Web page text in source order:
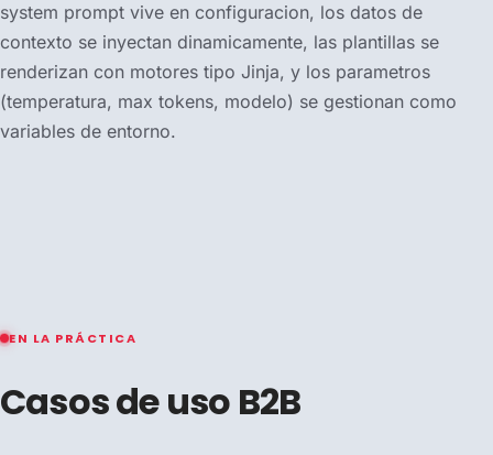
system prompt vive en configuracion, los datos de
contexto se inyectan dinamicamente, las plantillas se
renderizan con motores tipo Jinja, y los parametros
(temperatura, max tokens, modelo) se gestionan como
variables de entorno.
EN LA PRÁCTICA
Casos de uso B2B